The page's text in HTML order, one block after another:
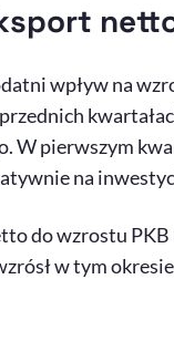
wpływ na
W pierwszym
na
do wzrostu PKB
w tym